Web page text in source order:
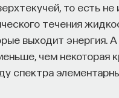
то есть
течения
выходит энергия.
чем некоторая
спектра